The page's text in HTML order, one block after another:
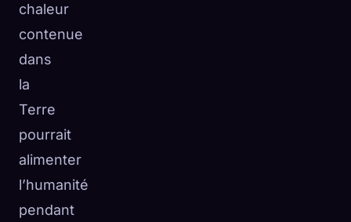
chaleur
contenue
dans
la
Terre
pourrait
alimenter
l’humanité
pendant